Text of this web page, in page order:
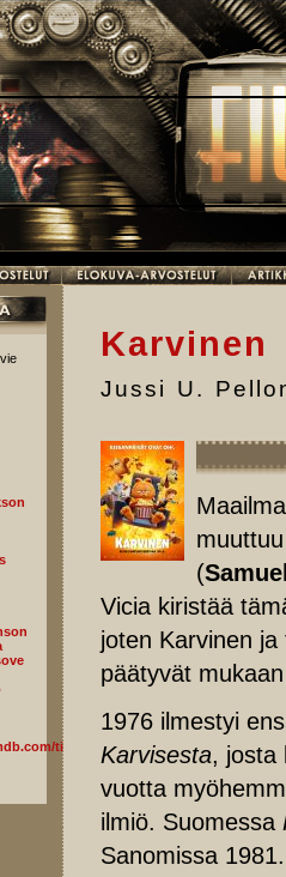
title/tt5779228/fullcredits/?
Karvinen
Jussi U.
(
Vicia kiristää
joten Karvinen
päätyvät
1976 ilmestyi
Karvisesta, josta
vuotta
ilmiö. Suomessa
Sanomissa